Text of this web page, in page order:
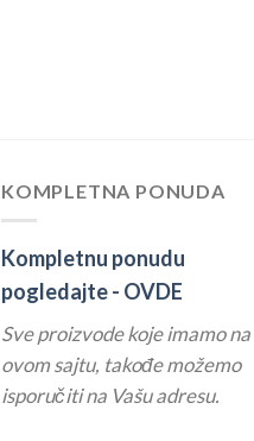
KOMPLETNA PONUDA
Kompletnu ponudu
pogledajte - OVDE
Sve proizvode koje imamo na
ovom sajtu, takođe možemo
isporučiti na Vašu adresu.